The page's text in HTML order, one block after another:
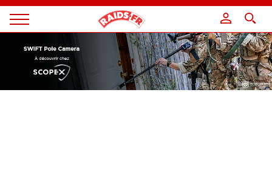
Magazine
Panneau de gestion des cookies